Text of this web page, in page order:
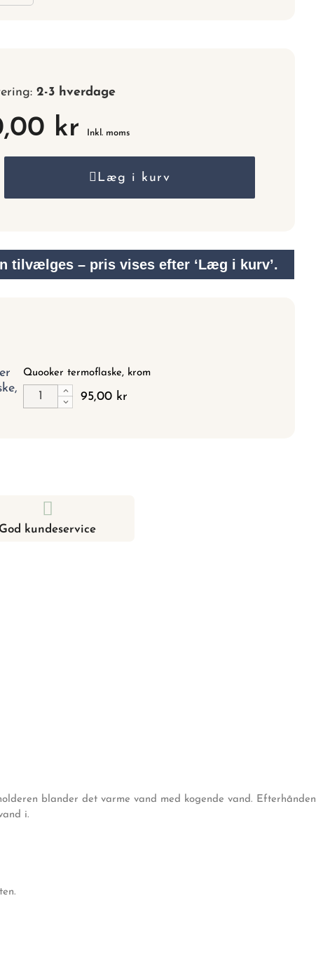
2-3 hverdage
kr Inkl. moms
Læg i kurv
tilvælges – pris vises efter ‘Læg i kurv’.
Quooker termoflaske, krom
95,00 kr
God kundeservice
blander det varme vand med kogende vand. Efterhånden
i.